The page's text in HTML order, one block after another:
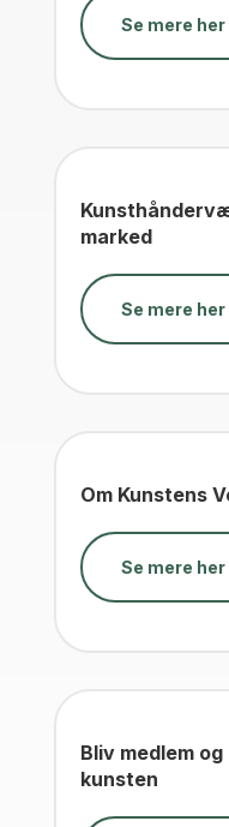
Se mere her
marked
Se mere her
Om Kunstens
Se mere her
Bliv medlem
kunsten